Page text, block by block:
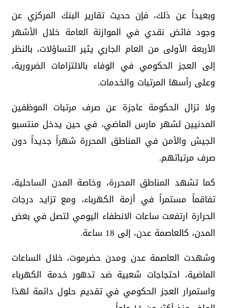
وبعيداً عن ذلك، فإن حديث تقارير البنك المركزي عن
وجود فائض نقدي في الموازنة العامة خلال الأشهر
الأربعة الأولى من العام الجاري يثير التساؤلات، بالنظر
إلى العجز الحكومي في الوفاء بالالتزامات الضرورية،
وعلى رأسها المرتبات والخدمات.
ولا تزال الحكومة عاجزة عن صرف مرتبات الموظفين
المدنيين لشهر مارس الماضي، في حين يدخل منتسبو
الجيش والأمن في المناطق المحررة شهراً جديداً دون
صرف مرتباتهم.
كما تشهد المناطق المحررة، وخاصة المدن الساحلية،
تفاقماً مستمراً في أزمة الكهرباء، ومع تزايد درجات
الحرارة ارتفعت ساعات الانطفاء اليومي لتصل في بعض
المدن، كالعاصمة عدن، إلى 18 ساعة.
وشهدت العاصمة عدن ومدن حضرموت، خلال الساعات
الماضية، احتجاجات شعبية ضد تدهور خدمة الكهرباء
واستمرار العجز الحكومي في تقديم حلول دائمة لهذا